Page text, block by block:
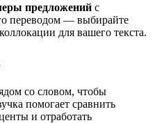
предложений с
переводом — выбирайте
для вашего текста.
со словом, чтобы
помогает сравнить
и отработать